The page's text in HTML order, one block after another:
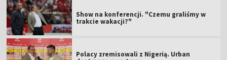
Show na konferencji. "Czemu graliśmy w
trakcie wakacji?"
Polacy zremisowali z Nigerią. Urban